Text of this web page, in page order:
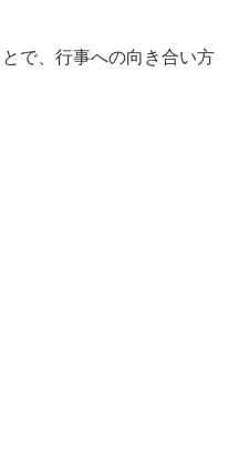
で、行事への向き合い方